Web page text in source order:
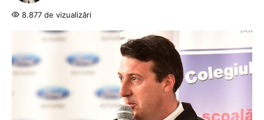
8.877 de vizualizări